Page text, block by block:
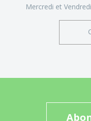
Mercredi et